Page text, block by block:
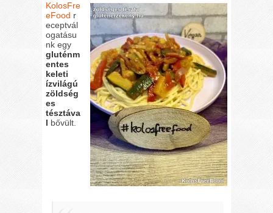
KolosFre
eFood r
eceptvál
ogatásu
nk egy
gluténm
entes
keleti
ízvilágú
zöldség
es
tésztáva
l bővült.